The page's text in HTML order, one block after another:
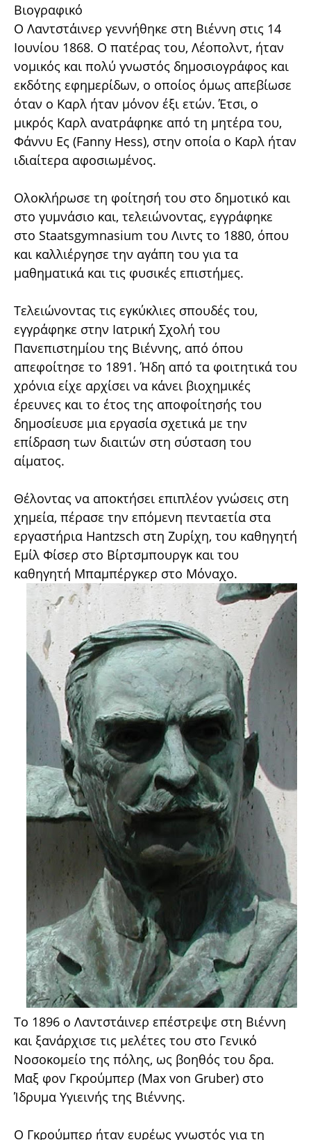
Βιογραφικό
Ο Λαντστάινερ γεννήθηκε στη Βιέννη στις 14
Ιουνίου 1868. Ο πατέρας του, Λέοπολντ, ήταν
νομικός και πολύ γνωστός δημοσιογράφος και
εκδότης εφημερίδων, ο οποίος όμως απεβίωσε
όταν ο Καρλ ήταν μόνον έξι ετών. Έτσι, ο
μικρός Καρλ ανατράφηκε από τη μητέρα του,
Φάννυ Ες (Fanny Hess), στην οποία ο Καρλ ήταν
ιδιαίτερα αφοσιωμένος.
Ολοκλήρωσε τη φοίτησή του στο δημοτικό και
στο γυμνάσιο και, τελειώνοντας, εγγράφηκε
στο Staatsgymnasium του Λιντς το 1880, όπου
και καλλιέργησε την αγάπη του για τα
μαθηματικά και τις φυσικές επιστήμες.
Τελειώνοντας τις εγκύκλιες σπουδές του,
εγγράφηκε στην Ιατρική Σχολή του
Πανεπιστημίου της Βιέννης, από όπου
απεφοίτησε το 1891. Ήδη από τα φοιτητικά του
χρόνια είχε αρχίσει να κάνει βιοχημικές
έρευνες και το έτος της αποφοίτησής του
δημοσίευσε μια εργασία σχετικά με την
επίδραση των διαιτών στη σύσταση του
αίματος.
Θέλοντας να αποκτήσει επιπλέον γνώσεις στη
χημεία, πέρασε την επόμενη πενταετία στα
εργαστήρια Hantzsch στη Ζυρίχη, του καθηγητή
Εμίλ Φίσερ στο Βίρτσμπουργκ και του
καθηγητή Μπαμπέργκερ στο Μόναχο.
Το 1896 ο Λαντστάινερ επέστρεψε στη Βιέννη
και ξανάρχισε τις μελέτες του στο Γενικό
Νοσοκομείο της πόλης, ως βοηθός του δρα.
Μαξ φον Γκρούμπερ (Max von Gruber) στο
Ίδρυμα Υγιεινής της Βιέννης.
Ο Γκρούμπερ ήταν ευρέως γνωστός για τη